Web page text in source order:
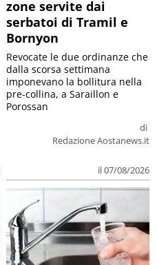
zone servite dai
serbatoi di Tramil e
Bornyon
di
Redazione Aostanews.it
il 07/08/2026
Revocate le due ordinanze che
dalla scorsa settimana
imponevano la bollitura nella
pre-collina, a Saraillon e
Porossan